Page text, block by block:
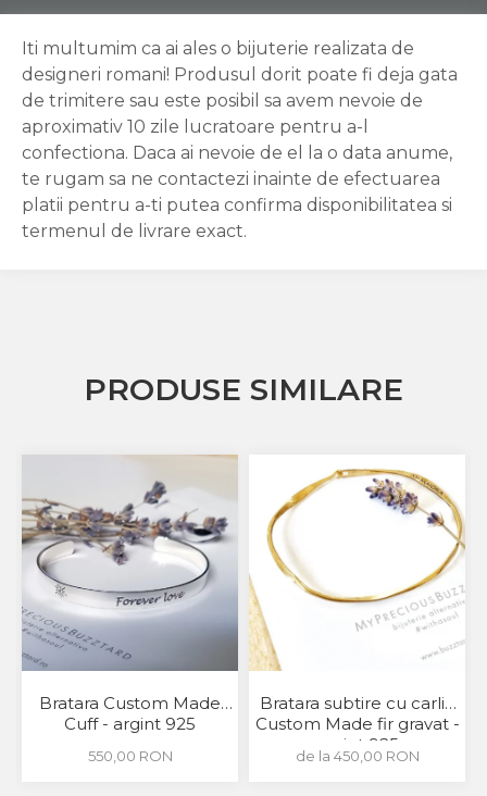
Iti multumim ca ai ales o bijuterie realizata de
designeri romani! Produsul dorit poate fi deja gata
de trimitere sau este posibil sa avem nevoie de
aproximativ 10 zile lucratoare pentru a-l
confectiona. Daca ai nevoie de el la o data anume,
te rugam sa ne contactezi inainte de efectuarea
platii pentru a-ti putea confirma disponibilitatea si
termenul de livrare exact.
PRODUSE SIMILARE
Bratara Custom Made
Cuff - argint 925
550,00 RON
Bratara subtire cu carlig
Custom Made fir gravat -
argint 925
de la 450,00 RON